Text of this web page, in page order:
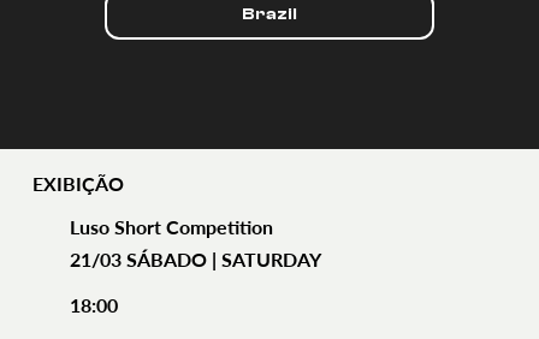
Brazil
EXIBIÇÃO
Luso Short Competition
21/03 SÁBADO | SATURDAY
18:00